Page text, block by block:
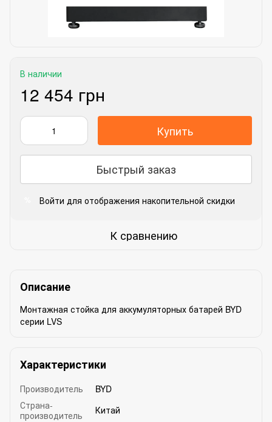
В наличии
12 454 грн
Купить
Быстрый заказ
Войти для отображения накопительной скидки
К сравнению
Описание
Монтажная стойка для аккумуляторных батарей BYD
серии LVS
Характеристики
Производитель
BYD
Страна-
производитель
Китай